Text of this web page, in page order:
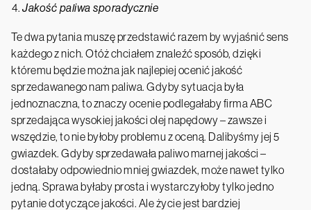
Jakość paliwa sporadycznie
Te dwa pytania muszę przedstawić razem by wyjaśnić sens
każdego z nich. Otóż chciałem znaleźć sposób, dzięki
któremu będzie można jak najlepiej ocenić jakość
sprzedawanego nam paliwa. Gdyby sytuacja była
jednoznaczna, to znaczy ocenie podlegałaby firma ABC
sprzedająca wysokiej jakości olej napędowy – zawsze i
wszędzie, to nie byłoby problemu z oceną. Dalibyśmy jej 5
gwiazdek. Gdyby sprzedawała paliwo marnej jakości –
dostałaby odpowiednio mniej gwiazdek, może nawet tylko
jedną. Sprawa byłaby prosta i wystarczyłoby tylko jedno
pytanie dotyczące jakości. Ale życie jest bardziej